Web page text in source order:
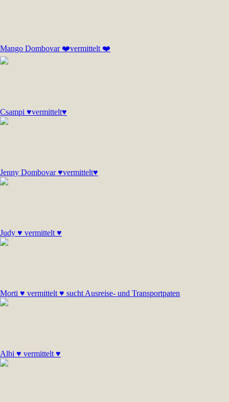
Mango Dombovar ❤️vermittelt ❤️
Csampi ♥vermittelt♥
Jenny Dombovar ♥vermittelt♥
Judy ♥ vermittelt ♥
Morti ♥ vermittelt ♥ sucht Ausreise- und Transportpaten
Albi ♥ vermittelt ♥